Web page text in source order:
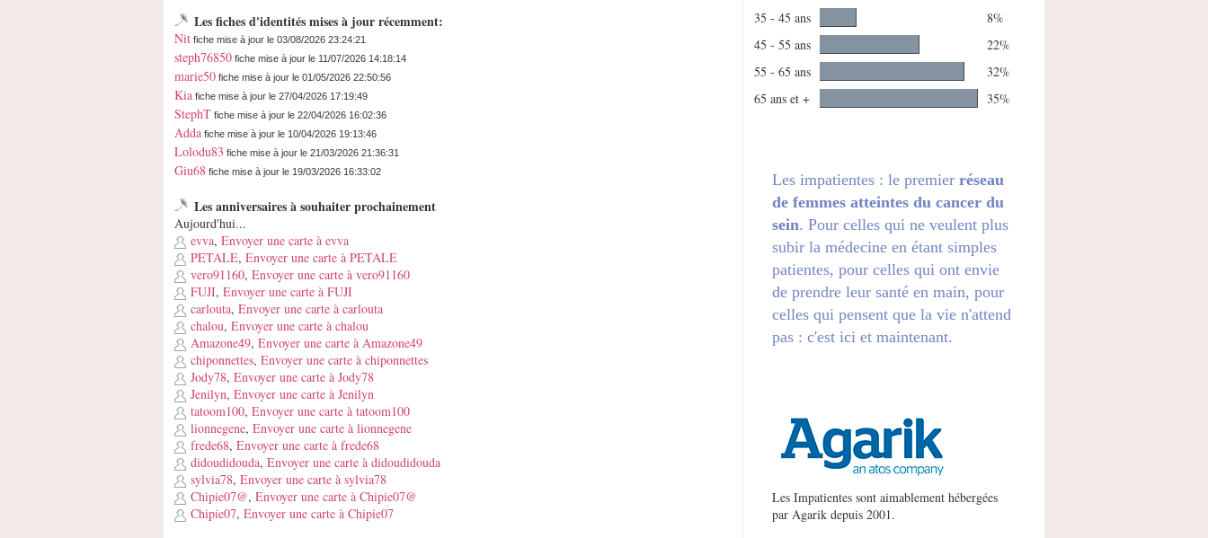
Les fiches d'identités mises à jour récemment:
Nit fiche mise à jour le 03/08/2026 23:24:21
steph76850 fiche mise à jour le 11/07/2026 14:18:14
marie50 fiche mise à jour le 01/05/2026 22:50:56
Kia fiche mise à jour le 27/04/2026 17:19:49
StephT fiche mise à jour le 22/04/2026 16:02:36
Adda fiche mise à jour le 10/04/2026 19:13:46
Lolodu83 fiche mise à jour le 21/03/2026 21:36:31
Giu68 fiche mise à jour le 19/03/2026 16:33:02
Les anniversaires à souhaiter prochainement
Aujourd'hui...
evva, Envoyer une carte à evva
PETALE, Envoyer une carte à PETALE
vero91160, Envoyer une carte à vero91160
FUJI, Envoyer une carte à FUJI
carlouta, Envoyer une carte à carlouta
chalou, Envoyer une carte à chalou
Amazone49, Envoyer une carte à Amazone49
chiponnettes, Envoyer une carte à chiponnettes
Jody78, Envoyer une carte à Jody78
Jenilyn, Envoyer une carte à Jenilyn
tatoom100, Envoyer une carte à tatoom100
lionnegene, Envoyer une carte à lionnegene
frede68, Envoyer une carte à frede68
didoudidouda, Envoyer une carte à didoudidouda
sylvia78, Envoyer une carte à sylvia78
Chipie07@, Envoyer une carte à Chipie07@
Chipie07, Envoyer une carte à Chipie07
35 - 45 ans
8%
45 - 55 ans
22%
55 - 65 ans
32%
65 ans et +
35%
Les impatientes : le premier réseau
de femmes atteintes du cancer du
sein. Pour celles qui ne veulent plus
subir la médecine en étant simples
patientes, pour celles qui ont envie
de prendre leur santé en main, pour
celles qui pensent que la vie n'attend
pas : c'est ici et maintenant.
Les Impatientes sont aimablement hébergées
par Agarik depuis 2001.